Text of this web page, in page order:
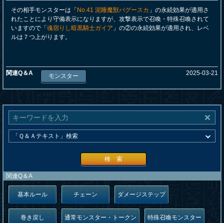
その相手モンスターは「 No.41 泥睡魔獣バグースカ 」の永続効果が適用さ
れたことにより守備表示になりますが、攻撃表示で召喚・特殊召喚されて
いますので「 魂宿りし暗黒騎士ガイア 」の②の永続効果が適用され、レベ
ルは７つ上がります。
関連Q＆A モンスター 2025-03-21
検 索
関連Q＆A
基本ルール チェーン ダメージステップ
巻き戻し 通常モンスター・トークン 特殊召喚モンスター